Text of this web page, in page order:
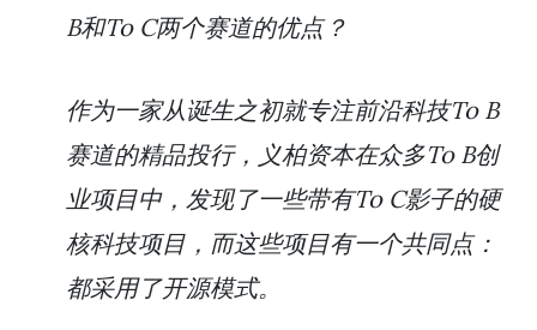
B和To C两个赛道的优点？
作为一家从诞生之初就专注前沿科技To B
赛道的精品投行，义柏资本在众多To B创
业项目中，发现了一些带有To C影子的硬
核科技项目，而这些项目有一个共同点：
都采用了开源模式。